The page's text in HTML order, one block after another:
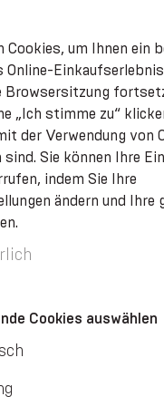
mit einem
Cookies, um Ihnen ein
Online-
Browsersitzung
„Ich stimme zu“
der Verwendung von
Sie können Ihre
indem Sie Ihre
ändern und Ihre
Cookies auswählen